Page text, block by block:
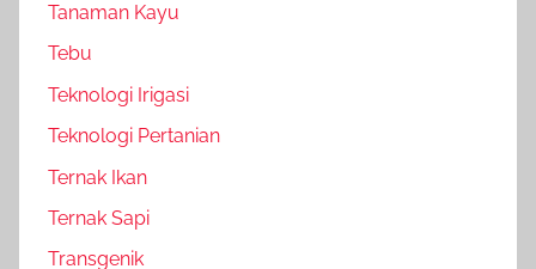
Tanaman Kayu
Tebu
Teknologi Irigasi
Teknologi Pertanian
Ternak Ikan
Ternak Sapi
Transgenik